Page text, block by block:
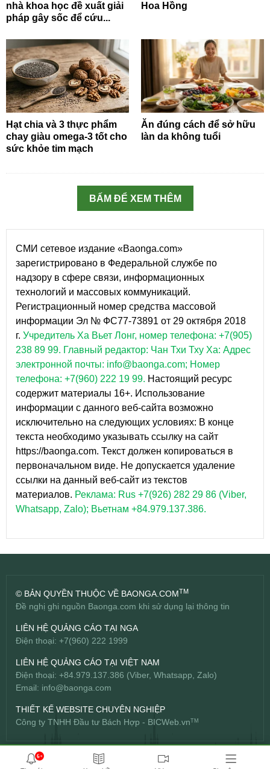
nhà khoa học đề xuất giải
pháp gây sốc để cứu...
Hoa Hồng
Hạt chia và 3 thực phẩm
chay giàu omega-3 tốt cho
sức khỏe tim mạch
Ăn đúng cách để sở hữu
làn da không tuổi
BẤM ĐỂ XEM THÊM
СМИ сетевое издание «Baonga.com»
зарегистрировано в Федеральной службе по
надзору в сфере связи, информационных
технологий и массовых коммуникаций.
Регистрационный номер средства массовой
информации Эл № ФС77-73891 от 29 октября 2018
г. Учредитель Ха Вьет Лонг, номер телефона: +7(905)
238 89 99. Главный редактор: Чан Тхи Тху Ха: Адрес
электронной почты: info@baonga.com; Номер
телефона: +7(960) 222 19 99. Настоящий ресурс
содержит материалы 16+. Использование
информации с данного веб-сайта возможно
исключительно на следующих условиях: В конце
текста необходимо указывать ссылку на сайт
https://baonga.com. Текст должен копироваться в
первоначальном виде. Не допускается удаление
ссылки на данный веб-сайт из текстов
материалов. Реклама: Rus +7(926) 282 29 86 (Viber,
Whatsapp, Zalo); Вьетнам +84.979.137.386.
© BẢN QUYỀN THUỘC VỀ BAONGA.COMTM
Đề nghị ghi nguồn Baonga.com khi sử dụng lại thông tin
LIÊN HỆ QUẢNG CÁO TẠI NGA
Điện thoại: +7(960) 222 1999
LIÊN HỆ QUẢNG CÁO TẠI VIỆT NAM
Điện thoại: +84.979.137.386 (Viber, Whatsapp, Zalo)
Email: info@baonga.com
THIẾT KẾ WEBSITE CHUYÊN NGHIỆP
Công ty TNHH Đầu tư Bách Hợp - BICWeb.vnTM
6+